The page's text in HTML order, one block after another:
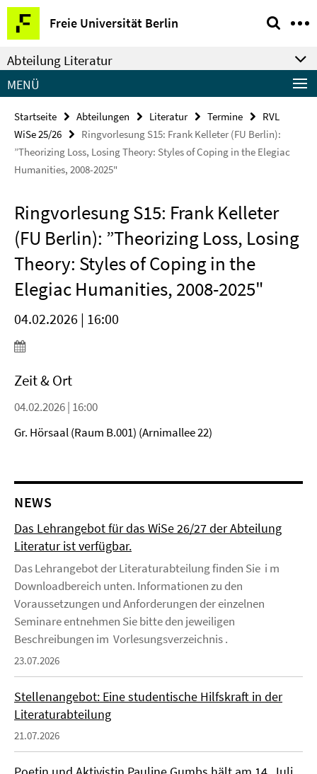
Springe
direkt
zu
Inhalt
Freie Universität Berlin
Service-
Navigation
Abteilung Literatur
MENÜ
Startseite Abteilungen Literatur Termine
RVL
WiSe 25/26
Ringvorlesung S15: Frank Kelleter (FU Berlin):
”Theorizing Loss, Losing Theory: Styles of Coping in the Elegiac
Humanities, 2008-2025"
Ringvorlesung S15: Frank Kelleter
(FU Berlin): ”Theorizing Loss, Losing
Theory: Styles of Coping in the
Elegiac Humanities, 2008-2025"
04.02.2026 | 16:00
Zeit & Ort
04.02.2026 | 16:00
Gr. Hörsaal (Raum B.001) (Arnimallee 22)
NEWS
Das Lehrangebot für das WiSe 26/27 der Abteilung
Literatur ist verfügbar.
Das Lehrangebot der Literaturabteilung finden Sie i m
Downloadbereich unten. Informationen zu den
Voraussetzungen und Anforderungen der einzelnen
Seminare entnehmen Sie bitte den jeweiligen
Beschreibungen im Vorlesungsverzeichnis .
23.07.2026
Stellenangebot: Eine studentische Hilfskraft in der
Literaturabteilung
21.07.2026